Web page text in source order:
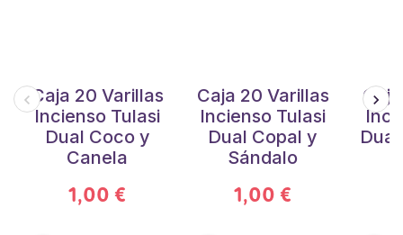
Caja 20 Varillas
Incienso Tulasi
Dual Coco y
Canela
1,00 €
Caja 20 Varillas
Incienso Tulasi
Dual Copal y
Sándalo
1,00 €